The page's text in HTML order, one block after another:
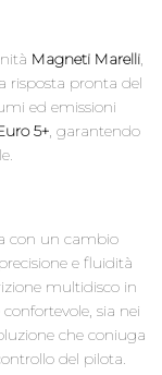
Magneti Marelli,
risposta pronta del
ed emissioni
5+, garantendo
con un cambio
e fluidità
multidisco in
sia nei
che coniuga
del pilota.